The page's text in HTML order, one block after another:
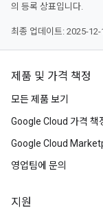
의 등록 상표입니다.
최종 업데이트: 2025-
제품 및 가격 책정
모든 제품 보기
Google Cloud 가격 책
Google Cloud
영업팀에 문의
지원